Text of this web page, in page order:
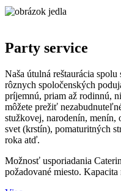
Party service
Naša útulná reštaurácia
rôznych spoločenských
príjemnú, priam až rodinnú,
môžete prežiť
stužkovej, narodenín,
svet (krstín), pomaturitných
roka atď.
Možnosť usporiadania
požadované miesto. Kapacita